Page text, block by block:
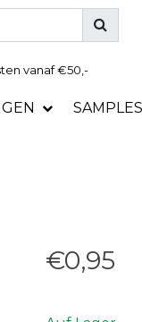
vanaf €50,-
€0,95